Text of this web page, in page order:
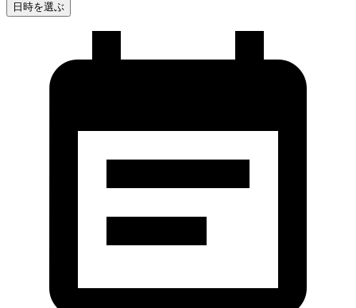
日時を選ぶ